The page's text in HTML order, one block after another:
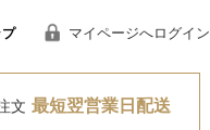
マイページへログイン
文 最短翌営業日配送